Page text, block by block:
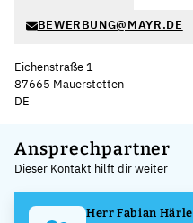
BEWERBUNG@MAYR.DE
Eichenstraße 1
87665 Mauerstetten
DE
+
−
Ansprechpartner
Dieser Kontakt hilft dir weiter
Herr Fabian Härle